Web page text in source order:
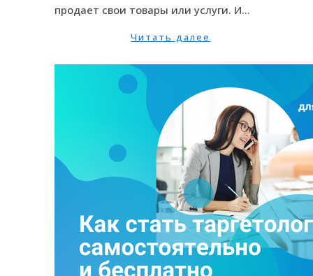
продает свои товары или услуги. И…
Читать далее